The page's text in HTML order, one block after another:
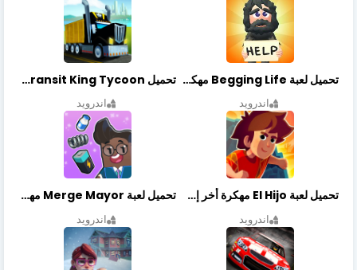
تحميل لعبة Begging Life مهكرة أخر إصدار
اندرويد
تحميل Transit King Tycoon مهكرة أخر إصدار
اندرويد
تحميل لعبة El Hijo مهكرة أخر إصدار
اندرويد
تحميل لعبة Merge Mayor مهكرة أخر إصدار
اندرويد